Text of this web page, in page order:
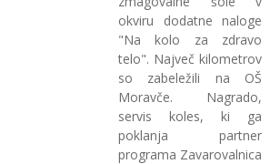
okviru dodatne naloge
"Na kolo za zdravo
telo". Največ kilometrov
so zabeležili na OŠ
Moravče. Nagrado,
servis koles, ki ga
poklanja partner
programa Zavarovalnica